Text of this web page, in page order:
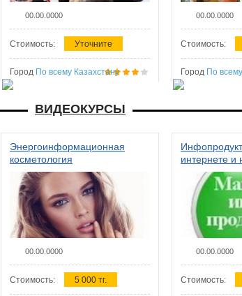
00.00.0000
Стоимость: Уточните
Город По всему Казахстану
00.00.0000
Стоимость:
Город По
ВИДЕОКУРСЫ
Энергоинформационная
косметология
00.00.0000
Стоимость: 5 000 тг.
интернете и
00.00.0000
Стоимость: